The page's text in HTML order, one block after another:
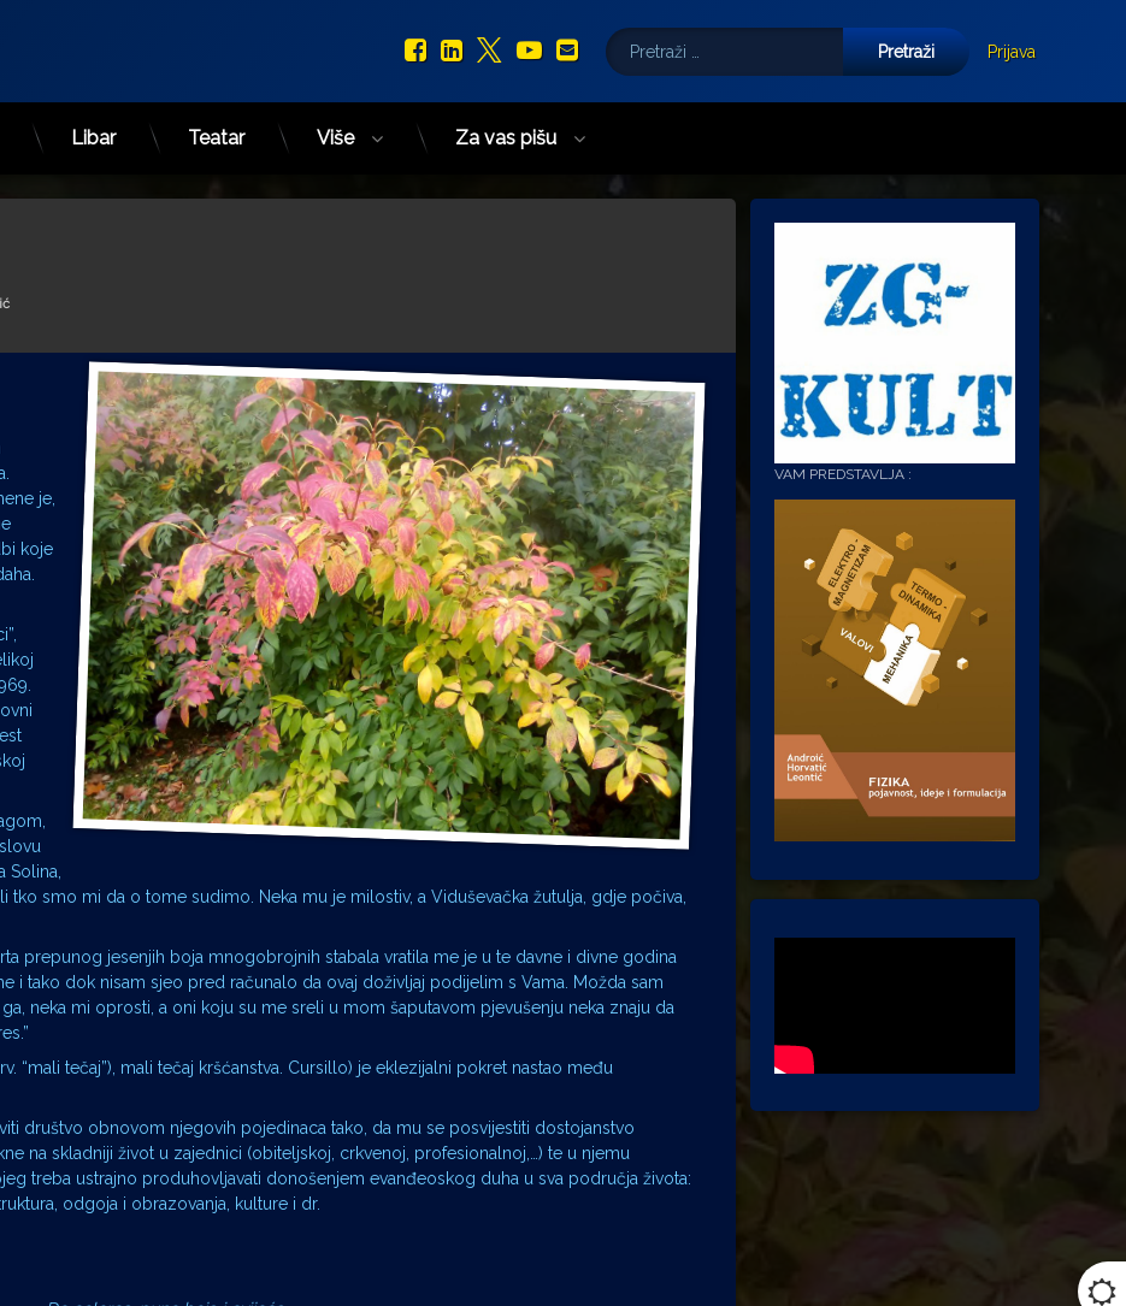
Facebook
LinkedIn
X.com
YouTube
E-mail
Pretraži:
Prijava
Libar Teatar Više Za vas pišu
je,
koje
Solina,
tko smo mi da o tome sudimo. Neka mu je milostiv, a Viduševačka žutulja, gdje počiva,
prepunog jesenjih boja mnogobrojnih stabala vratila me je u te davne i divne godina
i tako dok nisam sjeo pred računalo da ovaj doživljaj podijelim s Vama. Možda sam
neka mi oprosti, a oni koju su me sreli u mom šaputavom pjevušenju neka znaju da
“mali tečaj”), mali tečaj kršćanstva. Cursillo) je eklezijalni pokret nastao među
društvo obnovom njegovih pojedinaca tako, da mu se posvijestiti dostojanstvo
na skladniji život u zajednici (obiteljskoj, crkvenoj, profesionalnoj,…) te u njemu
treba ustrajno produhovljavati donošenjem evanđeoskog duha u sva područja života:
odgoja i obrazovanja, kulture i dr.
VAM PREDSTAVLJA :